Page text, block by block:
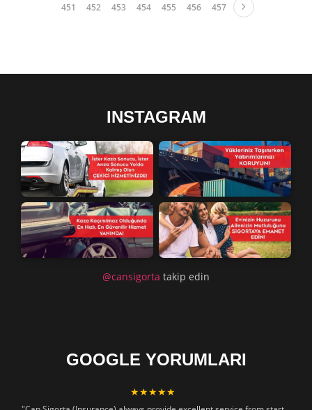
451
452 453 454 455 456 457
INSTAGRAM
@cansigorta takip edin
GOOGLE YORUMLARI
★★★★★